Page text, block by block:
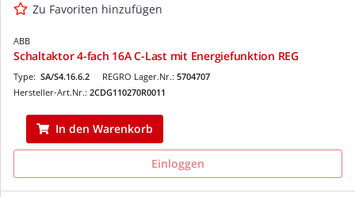
Zu Favoriten hinzufügen
ABB
Schaltaktor 4-fach 16A C-Last mit Energiefunktion REG
REGRO Lager.Nr.: 5704707
Type: SA/S4.16.6.2
Hersteller-Art.Nr.: 2CDG110270R0011
In den Warenkorb
Einloggen